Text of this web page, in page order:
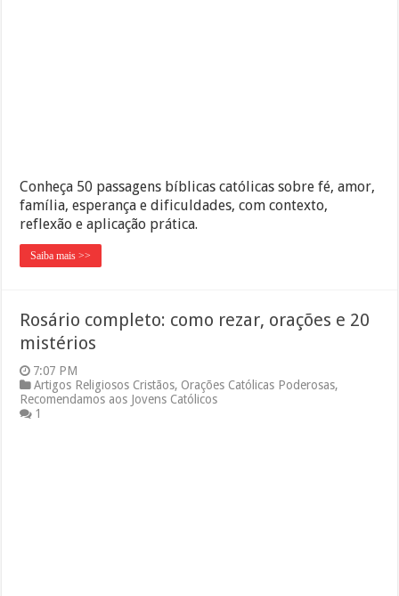
Conheça 50 passagens bíblicas católicas sobre fé, amor,
família, esperança e dificuldades, com contexto,
reflexão e aplicação prática.
Saiba mais >>
Rosário completo: como rezar, orações e 20
mistérios
7:07 PM
Artigos Religiosos Cristãos, Orações Católicas Poderosas,
Recomendamos aos Jovens Católicos
1